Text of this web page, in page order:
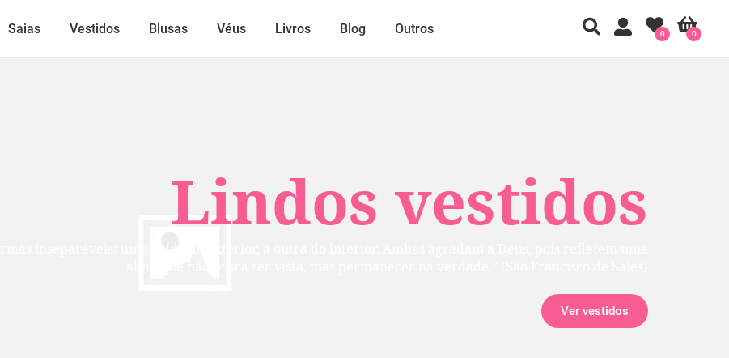
Lindos vestidos
Ver vestidos
Saias Vestidos Blusas Véus Livros Blog Outros 0
0